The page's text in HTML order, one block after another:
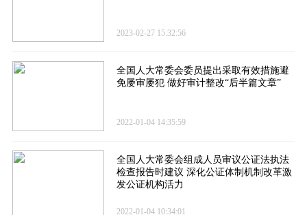
2023-02-27 15:32:56
全国人大常委会委员提出采取有效措施避
免屡审屡犯 做好审计整改“后半篇文章”
2022-01-04 14:35:59
全国人大常委会组成人员审议公证法执法
检查报告时建议 深化公证体制机制改革激
发公证机构活力
2022-01-04 10:34:01